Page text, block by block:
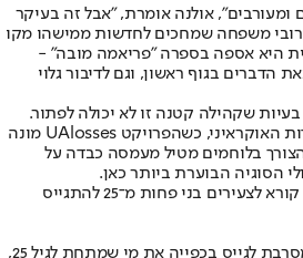
ומעורבים", אולנה אומרת, "אבל זה בעיקר
משפחה שמחכים לחדשות ממישהו מקו
היא אספה בספרה "פריאמה מובה" -
הדברים בגוף ראשון, וגם לדיבור גלוי
שקהילה קטנה זו לא יכולה לפתור.
קשה לאמוד את מספר האבידות האוקראיני, כשהפרויקט UAlosses מונה
הצורך בלוחמים מטיל מעמסה כבדה על
הסוגיה הבוערת ביותר כאן.
תחנת אוטובוס בקייב. השלט קורא לצעירים בני פחות מ־25 להתגייס
מדיניות הגיוס האוקראינית מסרבת לגייס בכפייה את מי שמתחת לגיל 25,